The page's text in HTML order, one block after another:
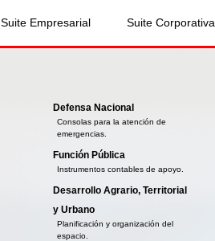
Suite Empresarial Suite Corporativa
Defensa Nacional
Consolas para la atención de
emergencias.
Función Pública
Instrumentos contables de apoyo.
Desarrollo Agrario, Territorial
y Urbano
Planificación y organización del
espacio.